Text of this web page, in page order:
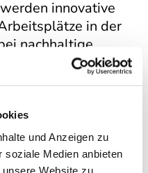
und Anzeigen zu
soziale Medien anbieten
Website zu
innovative
in der
nachhaltige
Wirtschaft gesetzt.“
national und
Spezialist für die
Die
Eloxal- und